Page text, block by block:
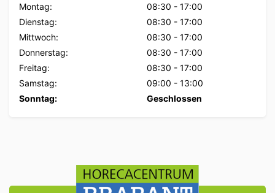
Montag: 08:30 - 17:00
Dienstag:
08:30 - 17:00
Mittwoch:
08:30 - 17:00
Donnerstag:
08:30 - 17:00
Freitag:
08:30 - 17:00
Samstag:
09:00 - 13:00
Sonntag:
Geschlossen